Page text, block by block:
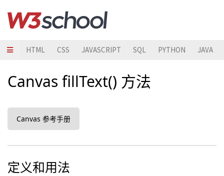
HTML CSS JAVASCRIPT SQL PYTHON JAVA
Canvas fillText() 方法
Canvas 参考手册
定义和用法